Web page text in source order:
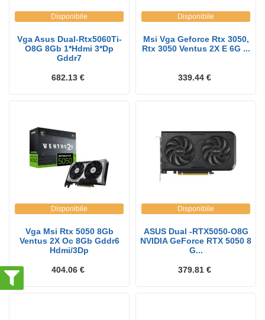
Disponibile
Vga Asus Dual-Rtx5060Ti-
O8G 8Gb 1*Hdmi 3*Dp
Gddr7
682.13 €
Disponibile
Msi Vga Geforce Rtx 3050,
Rtx 3050 Ventus 2X E 6G ...
339.44 €
Disponibile
Vga Msi Rtx 5050 8Gb
Ventus 2X Oc 8Gb Gddr6
Hdmi/3Dp
404.06 €
Disponibile
ASUS Dual -RTX5050-O8G
NVIDIA GeForce RTX 5050 8
G...
379.81 €